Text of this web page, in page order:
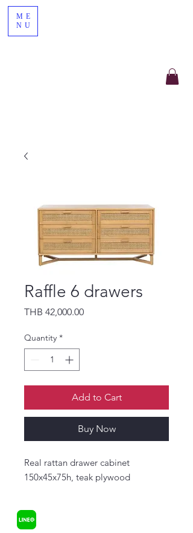
ME
NU
Raffle 6 drawers
THB 42,000.00Price
Quantity *
Add to Cart
Buy Now
Real rattan drawer cabinet
150x45x75h, teak plywood